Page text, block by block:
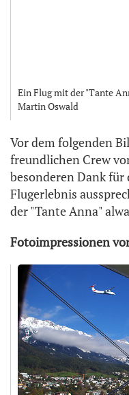
Ein Flug mit der "Tante
Martin Oswald
Vor dem folgenden
freundlichen Crew
besonderen Dank
Flugerlebnis
der "Tante Anna"
Fotoimpressionen